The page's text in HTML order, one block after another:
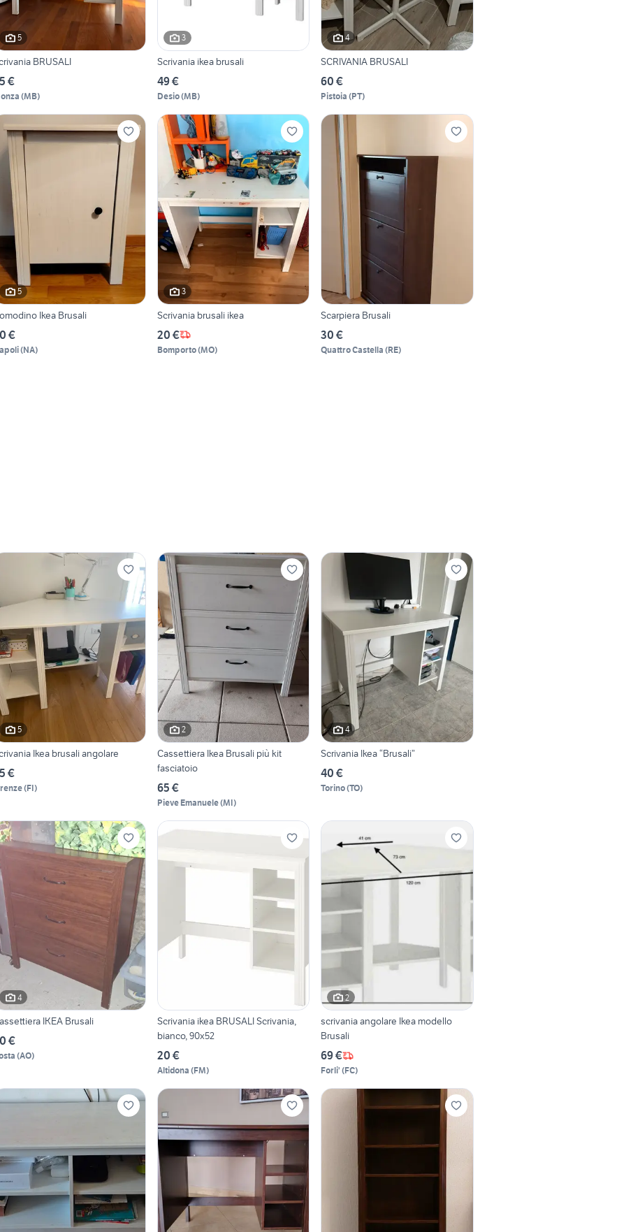
5
BRUSALI
€
(MB)
3
Scrivania ikea brusali
49 €
Desio(MB)
4
SCRIVANIA BRUSALI
60 €
Pistoia (PT)
5
Ikea Brusali
€
(NA)
3
Scrivania brusali ikea
20 €
Bomporto(MO)
Scarpiera Brusali
30 €
Quattro Castella (RE)
5
Ikea brusali angolare
€
(FI)
2
Cassettiera Ikea Brusali più kit
fasciatoio
65 €
Pieve Emanuele(MI)
4
Scrivania Ikea “Brusali”
40 €
Torino(TO)
4
IKEA Brusali
€
(AO)
Scrivania ikea BRUSALI Scrivania,
bianco, 90x52
20 €
Altidona (FM)
2
scrivania angolare Ikea modello
Brusali
69 €
Forli' (FC)